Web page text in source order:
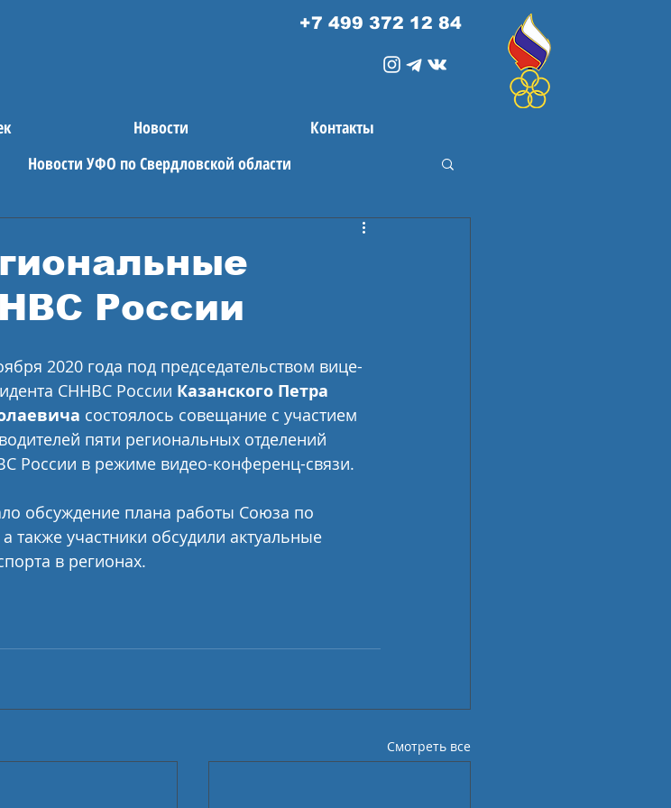
+7 499 372 12 84
Новости
Контакты
Новости УФО по Свердловской области
России
2020 года под председательством вице-
СННВС России Казанского Петра
состоялось совещание с участием
пяти региональных отделений
России в режиме видео-конференц-связи.
обсуждение плана работы Союза по
также участники обсудили актуальные
в регионах.
Смотреть все